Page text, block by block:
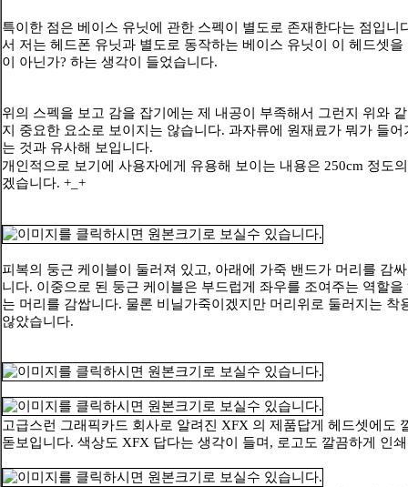
특이한 점은 베이스 유닛에 관한 스펙이 별도로 존재한다는 점입니
서 저는 헤드폰 유닛과 별도로 동작하는 베이스 유닛이 이 헤드셋을
이 아닌가? 하는 생각이 들었습니다.
위의 스펙을 보고 감을 잡기에는 제 내공이 부족해서 그런지 위와
지 중요한 요소로 보이지는 않습니다. 과자류에 원재료가 뭐가 들어
는 것과 유사해 보입니다.
개인적으로 보기에 사용자에게 유용해 보이는 내용은 250cm 정도
겠습니다. +_+
피복의 둥근 케이블이 둘러져 있고, 아래에 가죽 밴드가 머리를 감
니다. 이중으로 된 둥근 케이블은 부드럽게 좌우를 조여주는 역할을
는 머리를 감쌉니다. 물론 비닐가죽이겠지만 머리위로 둘러지는 착
않았습니다.
고급스런 그래픽카드 회사로 알려진 XFX 의 제품답게 헤드셋에도
돋보입니다. 색상도 XFX 답다는 생각이 들며, 로고도 깔끔하게 인